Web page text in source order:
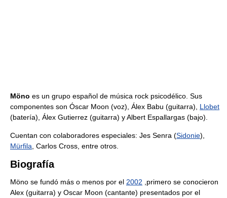
Möno es un grupo español de música rock psicodélico. Sus
componentes son Óscar Moon (voz), Álex Babu (guitarra), Llobet
(batería), Álex Gutierrez (guitarra) y Albert Espallargas (bajo).
Cuentan con colaboradores especiales: Jes Senra (Sidonie),
Mürfila , Carlos Cross, entre otros.
Biografía
Möno se fundó más o menos por el 2002 ,primero se conocieron
Alex (guitarra) y Oscar Moon (cantante) presentados por el